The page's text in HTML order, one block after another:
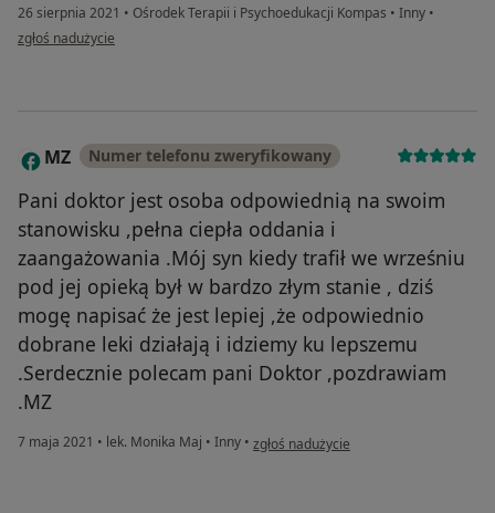
26 sierpnia 2021 • Ośrodek Terapii i Psychoedukacji Kompas • Inny •
w opinii użytkownika Barbara
zgłoś nadużycie
M MZ Numer telefonu zweryfikowany
Pani doktor jest osoba odpowiednią na swoim
stanowisku ,pełna ciepła oddania i
zaangażowania .Mój syn kiedy trafił we wrześniu
pod jej opieką był w bardzo złym stanie , dziś
mogę napisać że jest lepiej ,że odpowiednio
dobrane leki działają i idziemy ku lepszemu
.Serdecznie polecam pani Doktor ,pozdrawiam
.MZ
7 maja 2021 • lek. Monika Maj • Inny • w opinii użytkownika MZ
zgłoś nadużycie